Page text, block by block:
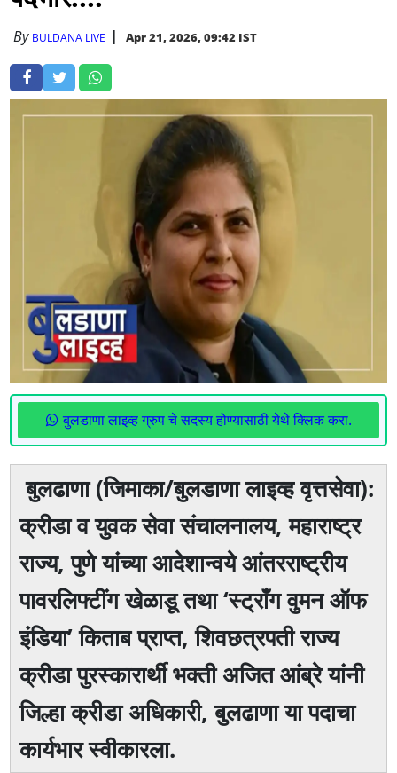
By BULDANA LIVE Apr 21, 2026, 09:42 IST
बुलडाणा लाइव्ह ग्रुप चे सदस्य होण्यासाठी येथे क्लिक करा.
बुलढाणा (जिमाका/बुलडाणा लाइव्ह वृत्तसेवा):
क्रीडा व युवक सेवा संचालनालय, महाराष्ट्र
राज्य, पुणे यांच्या आदेशान्वये आंतरराष्ट्रीय
पावरलिफ्टींग खेळाडू तथा ‘स्ट्राँग वुमन ऑफ
इंडिया’ किताब प्राप्त, शिवछत्रपती राज्य
क्रीडा पुरस्कारार्थी भक्ती अजित आंब्रे यांनी
जिल्हा क्रीडा अधिकारी, बुलढाणा या पदाचा
कार्यभार स्वीकारला.